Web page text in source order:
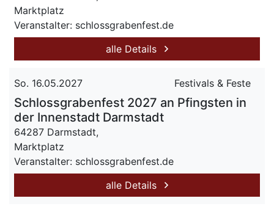
Marktplatz
Veranstalter: schlossgrabenfest.de
alle Details
So. 16.05.2027 Festivals & Feste
Schlossgrabenfest 2027 an Pfingsten in
der Innenstadt Darmstadt
64287 Darmstadt,
Marktplatz
Veranstalter: schlossgrabenfest.de
alle Details